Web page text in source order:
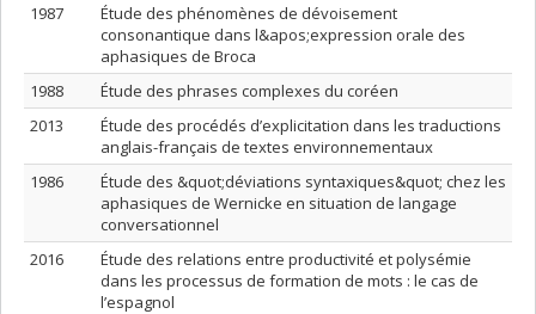
1987
Étude des phénomènes de dévoisement
consonantique dans l&apos;expression orale des
aphasiques de Broca
1988
Étude des phrases complexes du coréen
2013
Étude des procédés d’explicitation dans les traductions
anglais-français de textes environnementaux
1986
Étude des &quot;déviations syntaxiques&quot; chez les
aphasiques de Wernicke en situation de langage
conversationnel
2016
Étude des relations entre productivité et polysémie
dans les processus de formation de mots : le cas de
l’espagnol